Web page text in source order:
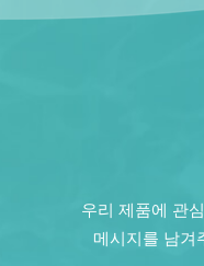
우리 제품에 관
메시지를 남겨